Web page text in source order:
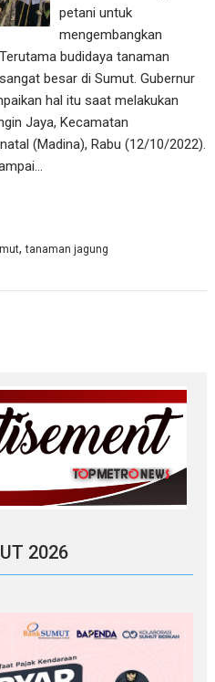
petani untuk
mengembangkan
budidaya tanaman
besar di Sumut. Gubernur
hal itu saat melakukan
Jaya, Kecamatan
(Madina), Rabu (12/10/2022).
,tanaman jagung
2026